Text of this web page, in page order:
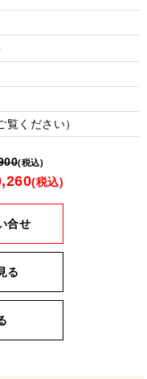
覧ください）
(税込)
(税込)
合せ
る